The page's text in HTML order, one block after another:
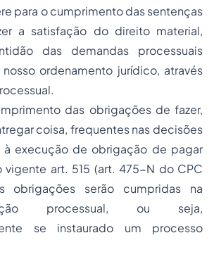
para o cumprimento das sentenças
a satisfação do direito material,
das demandas processuais
ordenamento jurídico, através
das obrigações de fazer,
coisa, frequentes nas decisões
à execução de obrigação de pagar
vigente art. 515 (art. 475-N do CPC
obrigações serão cumpridas na
processual, ou seja,
se instaurado um processo